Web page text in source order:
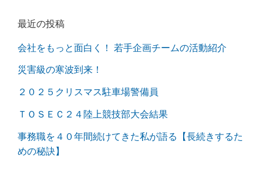
最近の投稿
会社をもっと面白く！ 若手企画チームの活動紹介
災害級の寒波到来！
２０２５クリスマス駐車場警備員
ＴＯＳＥＣ２４陸上競技部大会結果
事務職を４０年間続けてきた私が語る【長続きするた
めの秘訣】